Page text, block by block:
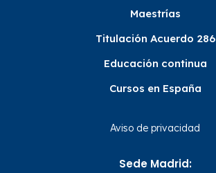
Maestrías
Titulación Acuerdo 286
Educación continua
Cursos en España
Aviso de privacidad
Sede Madrid: